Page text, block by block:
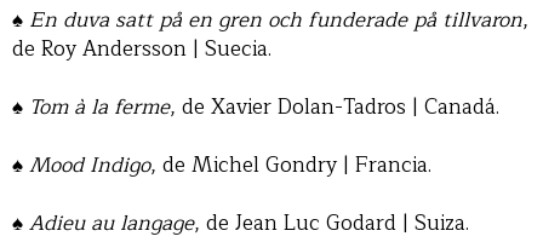
♠ En duva satt på en gren och funderade på tillvaron,
de Roy Andersson | Suecia.
♠ Tom à la ferme, de Xavier Dolan-Tadros | Canadá.
♠Mood Indigo, de Michel Gondry | Francia.
♠Adieu au langage, de Jean Luc Godard | Suiza.